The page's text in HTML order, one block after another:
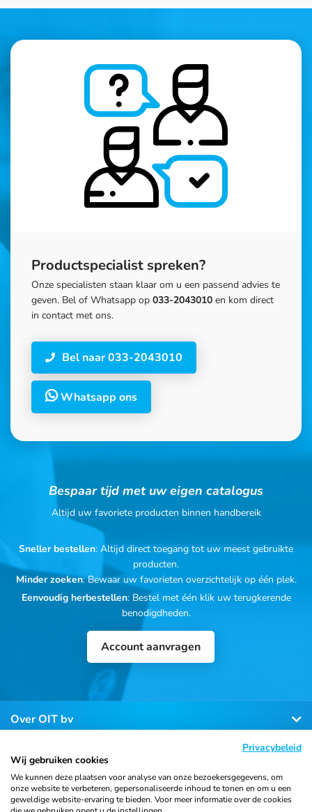
Productspecialist spreken?
Onze specialisten staan klaar om u een passend advies te
geven. Bel of Whatsapp op 033-2043010 en kom direct
in contact met ons.
Bel naar 033-2043010
Whatsapp ons
Bespaar tijd met uw eigen catalogus
Altijd uw favoriete producten binnen handbereik
Sneller bestellen: Altijd direct toegang tot uw meest gebruikte
producten.
Minder zoeken: Bewaar uw favorieten overzichtelijk op één plek.
Eenvoudig herbestellen: Bestel met één klik uw terugkerende
benodigdheden.
Account aanvragen
Over OIT bv
Klantenservice
Contact
Privacybeleid
Wij gebruiken cookies
We kunnen deze plaatsen voor analyse van onze bezoekersgegevens, om
onze website te verbeteren, gepersonaliseerde inhoud te tonen en om u een
geweldige website-ervaring te bieden. Voor meer informatie over de cookies